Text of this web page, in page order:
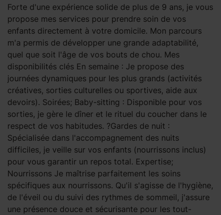
Forte d'une expérience solide de plus de 9 ans, je vous
propose mes services pour prendre soin de vos
enfants directement à votre domicile. Mon parcours
m'a permis de développer une grande adaptabilité,
quel que soit l'âge de vos bouts de chou. Mes
disponibilités clés En semaine : Je propose des
journées dynamiques pour les plus grands (activités
créatives, sorties culturelles ou sportives, aide aux
devoirs). Soirées; Baby-sitting : Disponible pour vos
sorties, je gère le dîner et le rituel du coucher dans le
respect de vos habitudes. ?Gardes de nuit :
Spécialisée dans l'accompagnement des nuits
difficiles, je veille sur vos enfants (nourrissons inclus)
pour vous garantir un repos total. Expertise;
Nourrissons Je maîtrise parfaitement les soins
spécifiques aux nourrissons. Qu'il s'agisse de l'hygiène,
de l'éveil ou du suivi des rythmes de sommeil, j'assure
une présence douce et sécurisante pour les tout-